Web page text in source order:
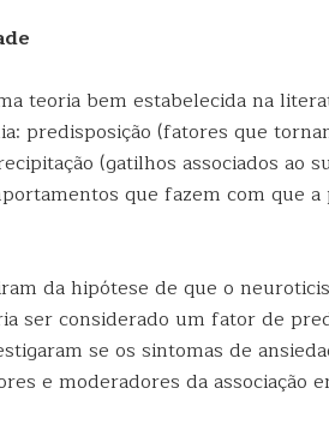
teoria bem estabelecida na
predisposição (fatores que
(gatilhos associados ao
que fazem com que a
da hipótese de que o
ser considerado um fator de
se os sintomas de
e moderadores da associação